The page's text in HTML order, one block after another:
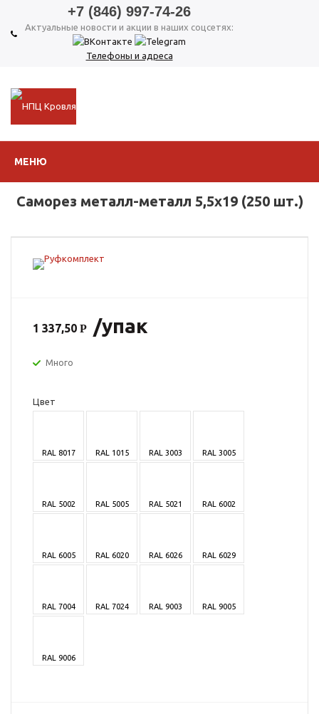
+7 (846) 997-74-26
Актуальные новости и акции в наших соцсетях:
Телефоны и адреса
МЕНЮ
Саморез металл-металл 5,5х19 (250 шт.)
1 337,50 /упак
Много
Цвет
RAL 8017 RAL 1015 RAL 3003 RAL 3005
RAL 5002 RAL 5005 RAL 5021 RAL 6002
RAL 6005 RAL 6020 RAL 6026 RAL 6029
RAL 7004 RAL 7024 RAL 9003 RAL 9005
RAL 9006